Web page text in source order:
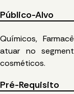
Público-Alvo
Químicos,
atuar no
cosméticos.
Pré-Requisito